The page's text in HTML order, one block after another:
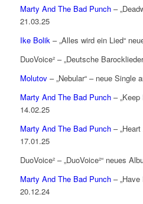
Marty And The Bad Punch–
21.03.25
Ike Bolik– „Alles wird ein Lied“
DuoVoice² – „Deutsche
Molutov – „Nebular“ – neue Single
Marty And The Bad Punch– „Keep
14.02.25
Marty And The Bad Punch– „Heart
17.01.25
DuoVoice² – „DuoVoice²“ neues
Marty And The Bad Punch– „Have
20.12.24